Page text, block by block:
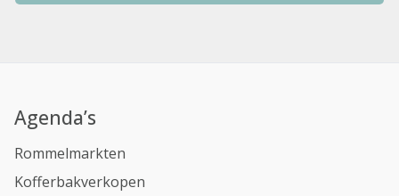
Agenda’s
Rommelmarkten
Kofferbakverkopen